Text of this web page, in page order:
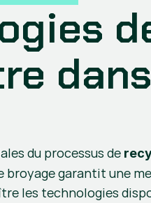
du processus de
broyage garantit une
les technologies